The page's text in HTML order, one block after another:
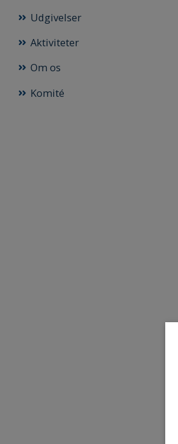
Udgivelser
Aktiviteter
Om os
Komité